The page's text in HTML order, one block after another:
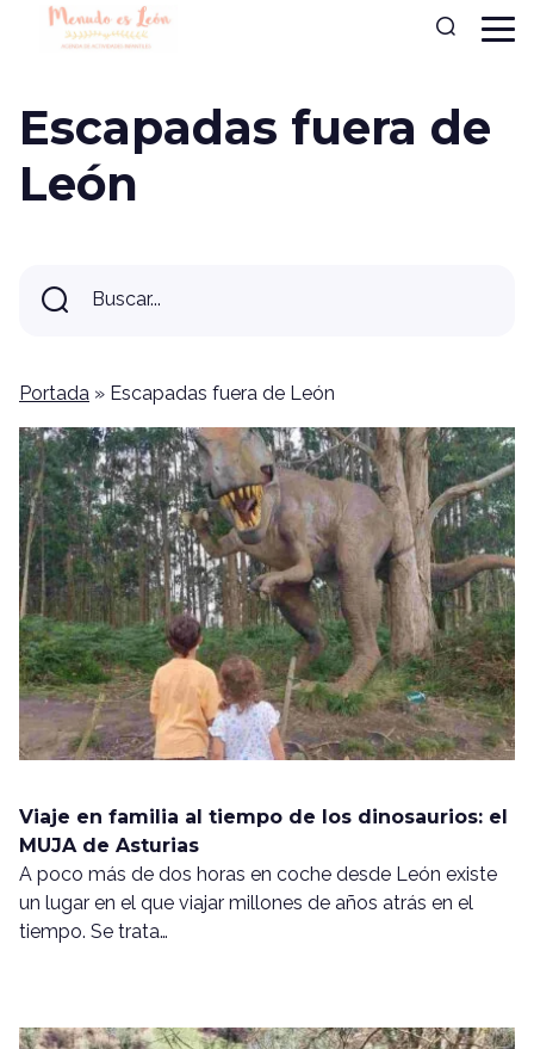
Escapadas fuera de
León
Buscar...
Buscar
Portada » Escapadas fuera de León
Viaje en familia al tiempo de los dinosaurios: el
MUJA de Asturias
A poco más de dos horas en coche desde León existe
un lugar en el que viajar millones de años atrás en el
tiempo. Se trata…